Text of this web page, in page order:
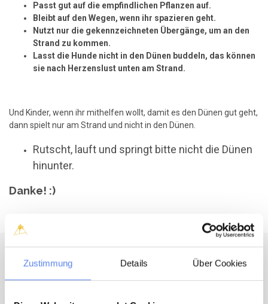
Zustimmung Details Über Cookies
Passt gut auf die empfindlichen Pflanzen auf.
Bleibt auf den Wegen, wenn ihr spazieren geht.
Nutzt nur die gekennzeichneten Übergänge, um an den
Strand zu kommen.
Lasst die Hunde nicht in den Dünen buddeln, das können
sie nach Herzenslust unten am Strand.
Und Kinder, wenn ihr mithelfen wollt, damit es den Dünen gut geht,
dann spielt nur am Strand und nicht in den Dünen.
Rutscht, lauft und springt bitte nicht die Dünen
hinunter.
Danke! :)
Noch mehr Nordseewissen